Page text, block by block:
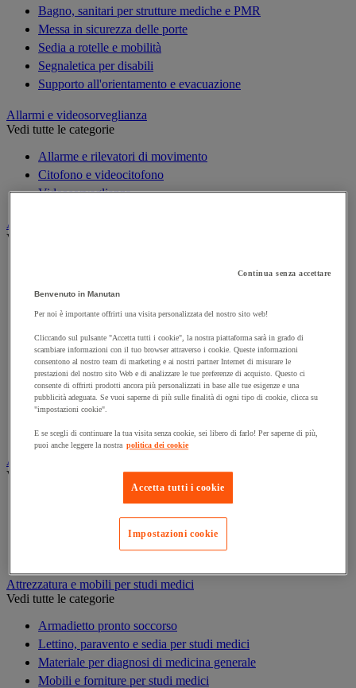
Bagno, sanitari per strutture mediche e PMR
Messa in sicurezza delle porte
Sedia a rotelle e mobilità
Segnaletica per disabili
Supporto all'orientamento e evacuazione
Allarmi e videosorveglianza
Vedi tutte le categorie
Allarme e rilevatori di movimento
Citofono e videocitofono
Videosorveglianza
Armadio di sicurezza e stoccaggio per materiali pericolosi
Vedi tutte le categorie
Armadio per batterie a ioni di litio
Armadio per prodotti corrosivi
Armadio per prodotti fitosanitari
Armadio per prodotti infiammabili
Armadio per prodotti tossici
Casse di ventilazione e filtri
Contenitore di sicurezza
Assorbente industriale
Vedi tutte le categorie
Barriera anti-inquinamento e sistema di deviazione delle
Contenitore e solvente per sgrassaggio
Attrezzatura e mobili per studi medici
Vedi tutte le categorie
Armadietto pronto soccorso
Lettino, paravento e sedia per studi medici
Materiale per diagnosi di medicina generale
Mobili e forniture per studi medici
Continua senza accettare
Benvenuto in Manutan
Per noi è importante offrirti una visita personalizzata del nostro sito web!
Cliccando sul pulsante "Accetta tutti i cookie", la nostra piattaforma sarà in grado di
scambiare informazioni con il tuo browser attraverso i cookie. Queste informazioni
consentono al nostro team di marketing e ai nostri partner Internet di misurare le
prestazioni del nostro sito Web e di analizzare le tue preferenze di acquisto. Questo ci
consente di offrirti prodotti ancora più personalizzati in base alle tue esigenze e una
pubblicità adeguata. Se vuoi saperne di più sulle finalità di ogni tipo di cookie, clicca su
"impostazioni cookie".
E se scegli di continuare la tua visita senza cookie, sei libero di farlo! Per saperne di più,
puoi anche leggere la nostra politica dei cookie
Accetta tutti i cookie
Impostazioni cookie